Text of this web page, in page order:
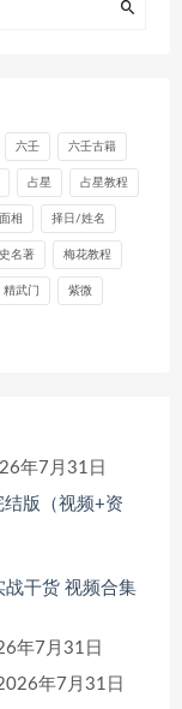
六壬 六壬古籍
占星 占星教程
相 择日/姓名
名著 梅花教程
精武门 紫微
年7月31日
版（视频+资
战干货 视频合集
年7月31日
年7月31日